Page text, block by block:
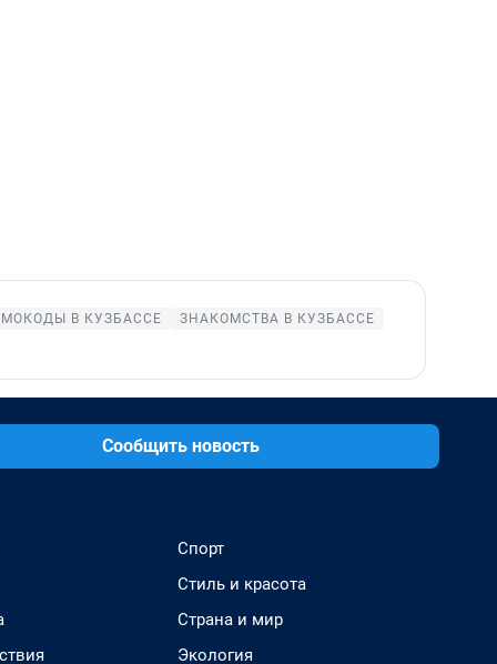
В КУЗБАССЕ
ЗНАКОМСТВА В КУЗБАССЕ
Сообщить новость
Спорт
Стиль и красота
Страна и мир
Экология